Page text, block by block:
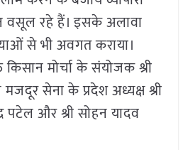
वसूल रहे हैं। इसके अलावा
से भी अवगत कराया।
मोर्चा के संयोजक श्री
मजदूर सेना के प्रदेश अध्यक्ष श्री
पटेल और श्री सोहन यादव